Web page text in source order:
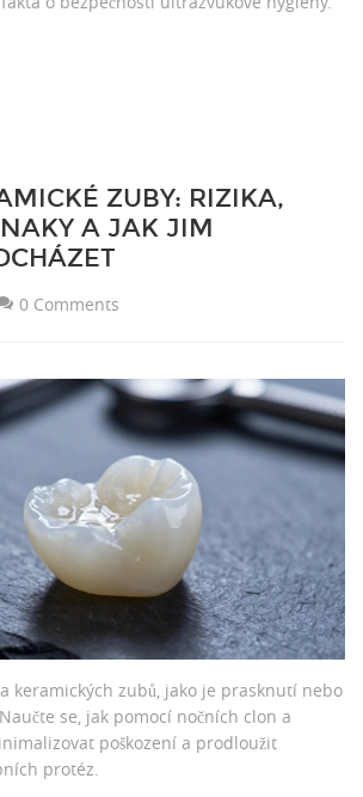
ZUBY: RIZIKA,
A JAK JIM
0 Comments
keramických zubů, jako je prasknutí nebo
se, jak pomocí nočních clon a
poškození a prodloužit
protéz.